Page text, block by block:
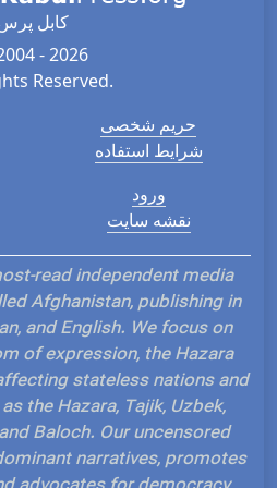
کابل
- 2026
Reserved.
حریم شخصی
شرایط استفاده
ورود
نقشه سایت
read independent media
Afghanistan, publishing in
and English. We focus on
of expression, the Hazara
stateless nations and
the Hazara, Tajik, Uzbek,
Baloch. Our uncensored
narratives, promotes